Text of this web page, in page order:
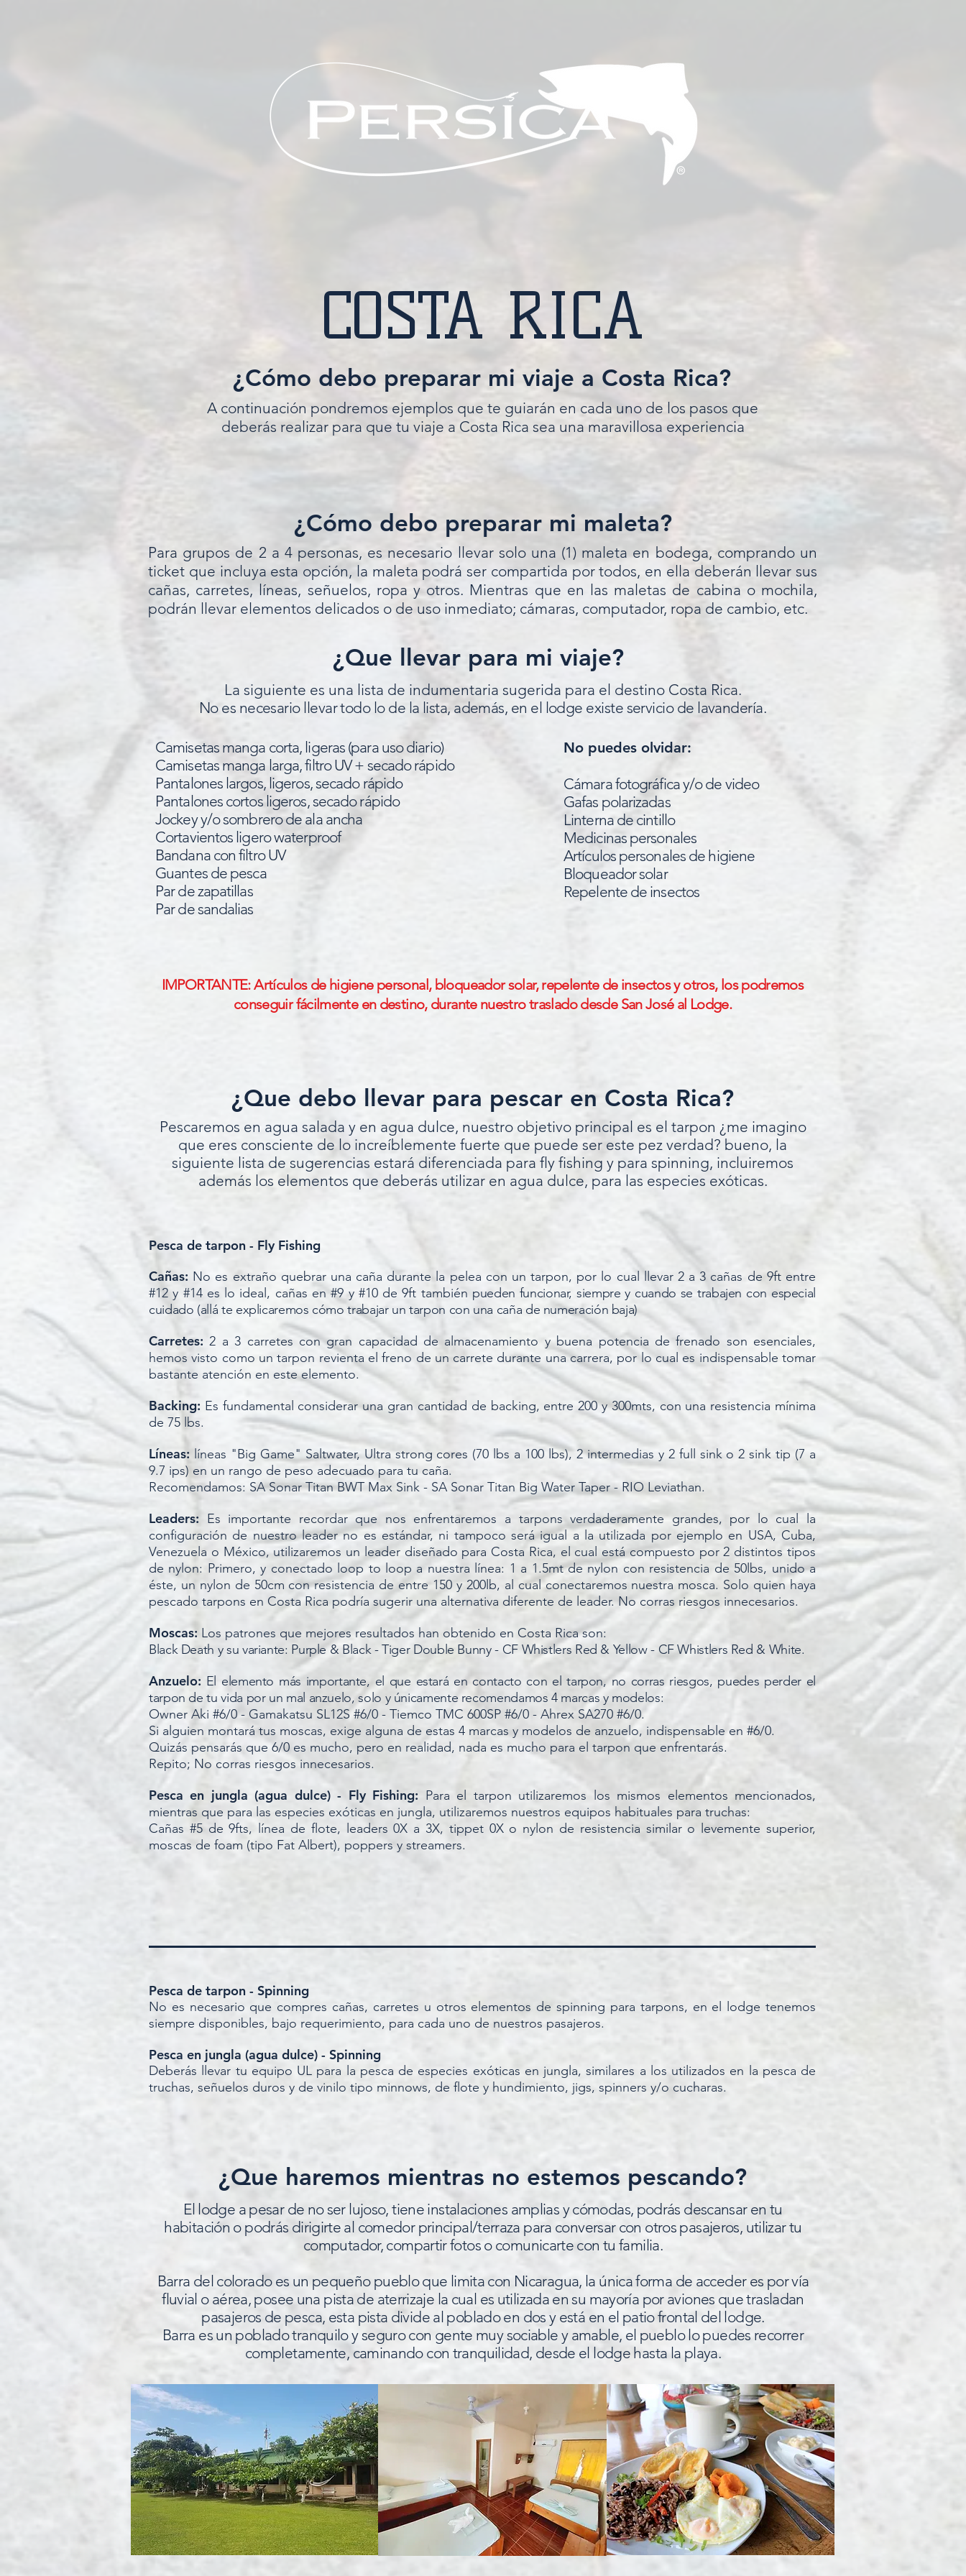
COSTA RICA
¿Cómo debo preparar mi viaje a Costa Rica?
A continuación pondremos ejemplos que te guiarán en cada uno de los pasos que
deberás realizar para que tu viaje a Costa Rica sea una maravillosa experiencia
¿Cómo debo preparar mi maleta?
Para grupos de 2 a 4 personas, es necesario llevar solo una (1) maleta en bodega, comprando un
ticket que incluya esta opción, la maleta podrá ser compartida por todos, en ella deberán llevar sus
cañas, carretes, líneas, señuelos, ropa y otros. Mientras que en las maletas de cabina o mochila,
podrán llevar elementos delicados o de uso inmediato; cámaras, computador, ropa de cambio, etc.
¿Que llevar para mi viaje?
IMPORTANTE: Artículos de higiene personal, bloqueador solar, repelente de insectos y otros, los podremos
conseguir fácilmente en destino, durante nuestro traslado desde San José al Lodge.
Camisetas manga corta, ligeras (para uso diario)
Camisetas manga larga, filtro UV + secado rápido
Pantalones largos, ligeros, secado rápido
Pantalones cortos ligeros, secado rápido
Jockey y/o sombrero de ala ancha
Cortavientos ligero waterproof
Bandana con filtro UV
Guantes de pesca
Par de zapatillas
Par de sandalias
La siguiente es una lista de indumentaria sugerida para el destino Costa Rica.
No es necesario llevar todo lo de la lista, además, en el lodge existe servicio de lavandería.
No puedes olvidar:
Cámara fotográfica y/o de video
Gafas polarizadas
Linterna de cintillo
Medicinas personales
Artículos personales de higiene
Bloqueador solar
Repelente de insectos
¿Que debo llevar para pescar en Costa Rica?
Pescaremos en agua salada y en agua dulce, nuestro objetivo principal es el tarpon ¿me imagino
que eres consciente de lo increíblemente fuerte que puede ser este pez verdad? bueno, la
siguiente lista de sugerencias estará diferenciada para fly fishing y para spinning, incluiremos
además los elementos que deberás utilizar en agua dulce, para las especies exóticas.
Pesca de tarpon - Fly Fishing
Cañas: No es extraño quebrar una caña durante la pelea con un tarpon, por lo cual llevar 2 a 3 cañas de 9ft entre
#12 y #14 es lo ideal, cañas en #9 y #10 de 9ft también pueden funcionar, siempre y cuando se trabajen con especial
cuidado (allá te explicaremos cómo trabajar un tarpon con una caña de numeración baja)
Carretes:2 a 3 carretes con gran capacidad de almacenamiento y buena potencia de frenado son esenciales,
hemos visto como un tarpon revienta el freno de un carrete durante una carrera, por lo cual es indispensable tomar
bastante atención en este elemento.
Backing: Es fundamental considerar una gran cantidad de backing, entre 200 y 300mts, con una resistencia mínima
de 75 lbs.
Líneas: líneas "Big Game" Saltwater, Ultra strong cores (70 lbs a 100 lbs), 2 intermedias y 2 full sink o 2 sink tip (7 a
9.7 ips) en un rango de peso adecuado para tu caña.
Recomendamos: SA Sonar Titan BWT Max Sink - SA Sonar Titan Big Water Taper - RIO Leviathan.
Leaders: Es importante recordar que nos enfrentaremos a tarpons verdaderamente grandes, por lo cual la
configuración de nuestro leader no es estándar, ni tampoco será igual a la utilizada por ejemplo en USA, Cuba,
Venezuela o México, utilizaremos un leader diseñado para Costa Rica, el cual está compuesto por 2 distintos tipos
de nylon: Primero, y conectado loop to loop a nuestra línea: 1 a 1.5mt de nylon con resistencia de 50lbs, unido a
éste, un nylon de 50cm con resistencia de entre 150 y 200lb, al cual conectaremos nuestra mosca. Solo quien haya
pescado tarpons en Costa Rica podría sugerir una alternativa diferente de leader. No corras riesgos innecesarios.
Moscas: Los patrones que mejores resultados han obtenido en Costa Rica son:
Black Death y su variante: Purple & Black - Tiger Double Bunny - CF Whistlers Red & Yellow - CF Whistlers Red & White.
Anzuelo: El elemento más importante, el que estará en contacto con el tarpon, no corras riesgos, puedes perder el
tarpon de tu vida por un mal anzuelo, solo y únicamente recomendamos 4 marcas y modelos:
Owner Aki #6/0 - Gamakatsu SL12S #6/0 - Tiemco TMC 600SP #6/0 - Ahrex SA270 #6/0.
Si alguien montará tus moscas, exige alguna de estas 4 marcas y modelos de anzuelo, indispensable en #6/0.
Quizás pensarás que 6/0 es mucho, pero en realidad, nada es mucho para el tarpon que enfrentarás.
Repito; No corras riesgos innecesarios.
Pesca en jungla (agua dulce) - Fly Fishing: Para el tarpon utilizaremos los mismos elementos mencionados,
mientras que para las especies exóticas en jungla, utilizaremos nuestros equipos habituales para truchas:
Cañas #5 de 9fts, línea de flote, leaders 0X a 3X, tippet 0X o nylon de resistencia similar o levemente superior,
moscas de foam (tipo Fat Albert), poppers y streamers.
Pesca de tarpon - Spinning
No es necesario que compres cañas, carretes u otros elementos de spinning para tarpons, en el lodge tenemos
siempre disponibles, bajo requerimiento, para cada uno de nuestros pasajeros.
Pesca en jungla (agua dulce) - Spinning
Deberás llevar tu equipo UL para la pesca de especies exóticas en jungla, similares a los utilizados en la pesca de
truchas, señuelos duros y de vinilo tipo minnows, de flote y hundimiento, jigs, spinners y/o cucharas.
¿Que haremos mientras no estemos pescando?
El lodge a pesar de no ser lujoso, tiene instalaciones amplias y cómodas, podrás descansar en tu
habitación o podrás dirigirte al comedor principal/terraza para conversar con otros pasajeros, utilizar tu
computador, compartir fotos o comunicarte con tu familia.
Barra del colorado es un pequeño pueblo que limita con Nicaragua, la única forma de acceder es por vía
fluvial o aérea, posee una pista de aterrizaje la cual es utilizada en su mayoría por aviones que trasladan
pasajeros de pesca, esta pista divide al poblado en dos y está en el patio frontal del lodge.
Barra es un poblado tranquilo y seguro con gente muy sociable y amable, el pueblo lo puedes recorrer
completamente, caminando con tranquilidad, desde el lodge hasta la playa.